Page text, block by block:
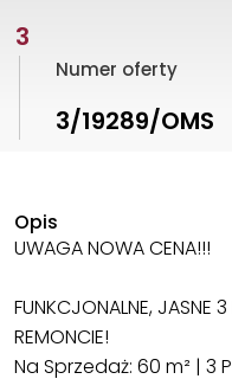
3
Numer oferty
3/19289/OMS
Opis
UWAGA NOWA CENA!!!
FUNKCJONALNE, JASNE
REMONCIE!
Na Sprzedaż: 60 m² | 3